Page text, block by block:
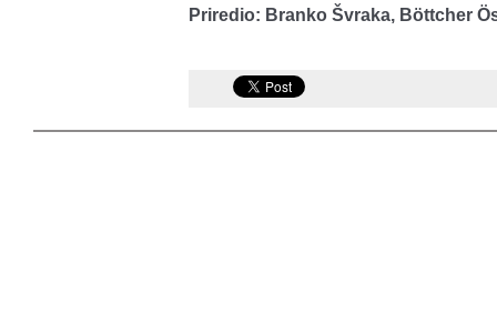
Priredio: Branko Švraka, Böttcher